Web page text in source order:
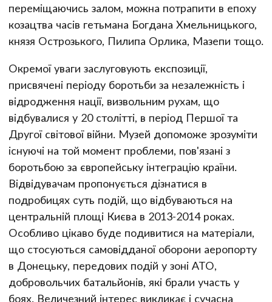
переміщаючись залом, можна потрапити в епоху
козацтва часів гетьмана Богдана Хмельницького,
князя Острозького, Пилипа Орлика, Мазепи тощо.
Окремої уваги заслуговують експозиції,
присвячені періоду боротьби за незалежність і
відродження нації, визвольним рухам, що
відбувалися у 20 столітті, в період Першої та
Другої світової війни. Музей допоможе зрозуміти
існуючі на той момент проблеми, пов'язані з
боротьбою за європейську інтеграцію країни.
Відвідувачам пропонується дізнатися в
подробицях суть подій, що відбуваються на
центральній площі Києва в 2013-2014 роках.
Особливо цікаво буде подивитися на матеріали,
що стосуються самовідданої оборони аеропорту
в Донецьку, передових подій у зоні АТО,
добровольчих батальйонів, які брали участь у
боях. Величезний інтерес викликає і сучасна